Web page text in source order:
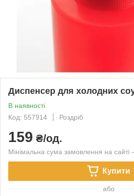
Диспенсер для холодних
В наявності
Код: 557914
Роздріб
159 ₴/од.
Мінімальна сума замовлення на
Купити
або